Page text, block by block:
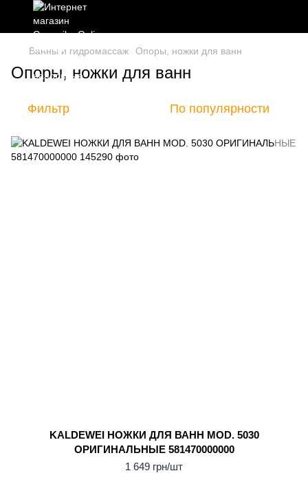
Ванны и гидромассаж Опоры, ножки для ванн
Опоры, ножки для ванн
Фильтр По популярности
KALDEWEI НОЖКИ ДЛЯ ВАНН MOD. 5030
ОРИГИНАЛЬНЫЕ 581470000000
1 649 грн/шт